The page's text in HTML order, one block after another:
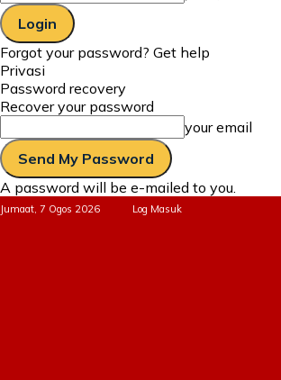
Forgot your password? Get help
Privasi
Password recovery
Recover your password
your email
A password will be e-mailed to you.
Jumaat, 7 Ogos 2026 Log Masuk